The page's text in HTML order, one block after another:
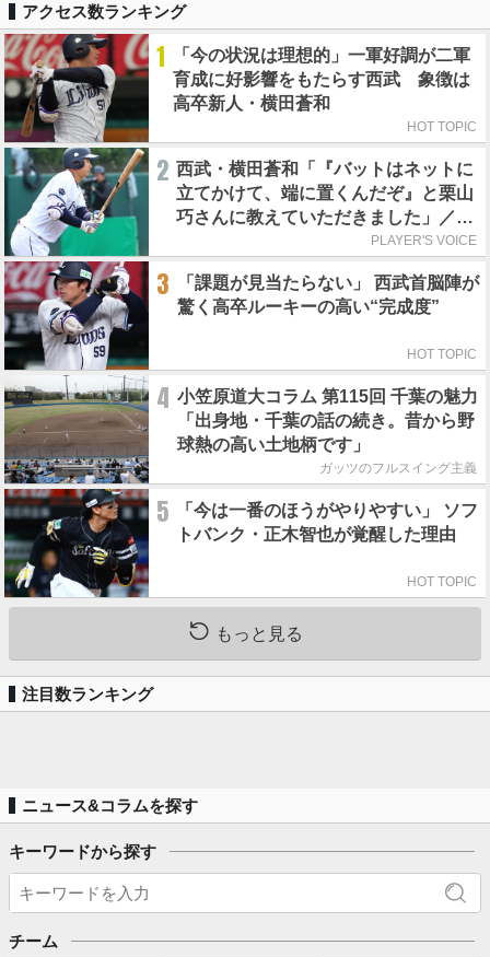
アクセス数ランキング
1
「今の状況は理想的」一軍好調が二軍
育成に好影響をもたらす西武 象徴は
高卒新人・横田蒼和
HOT TOPIC
2 西武・横田蒼和「『バットはネットに
立てかけて、端に置くんだぞ』と栗山
巧さんに教えていただきました」／憧
PLAYER'S VOICE
3
「課題が見当たらない」 西武首脳陣が
驚く高卒ルーキーの高い“完成度”
HOT TOPIC
4 小笠原道大コラム 第115回 千葉の魅力
「出身地・千葉の話の続き。昔から野
球熱の高い土地柄です」
ガッツのフルスイング主義
5
「今は一番のほうがやりやすい」 ソフ
トバンク・正木智也が覚醒した理由
HOT TOPIC
もっと見る
注目数ランキング
ニュース&コラムを探す
キーワードから探す
チーム